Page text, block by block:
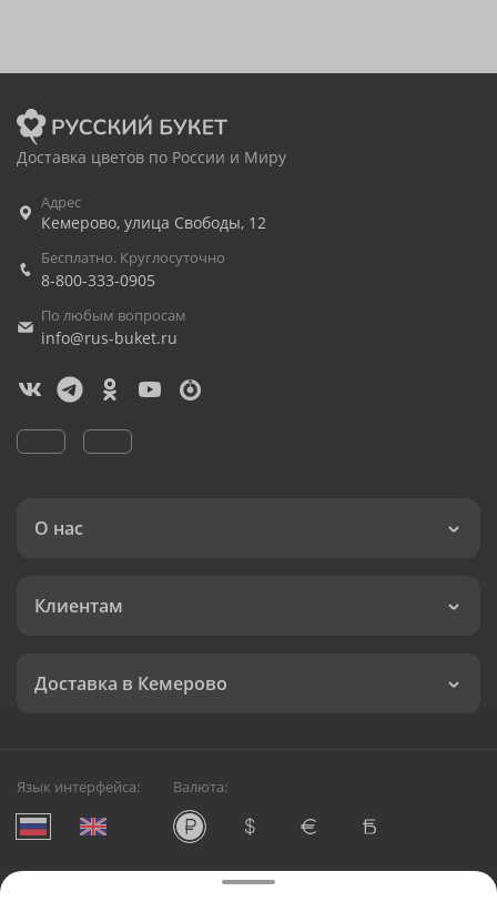
Доставка цветов по России и Миру
Адрес
Кемерово, улица Свободы, 12
Бесплатно. Круглосуточно
8-800-333-0905
По любым вопросам
info@rus-buket.ru
О нас
Клиентам
Доставка в Кемерово
Язык интерфейса: Валюта:
Служба круглосуточной доставки цветов в Кемерово